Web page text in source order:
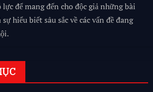
để mang đến cho độc giả những bài
hiểu biết sâu sắc về các vấn đề đang